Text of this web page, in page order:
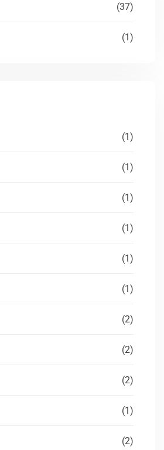
(37)
(1)
(1)
(1)
(1)
(1)
(1)
(1)
(2)
(2)
(2)
(1)
(2)